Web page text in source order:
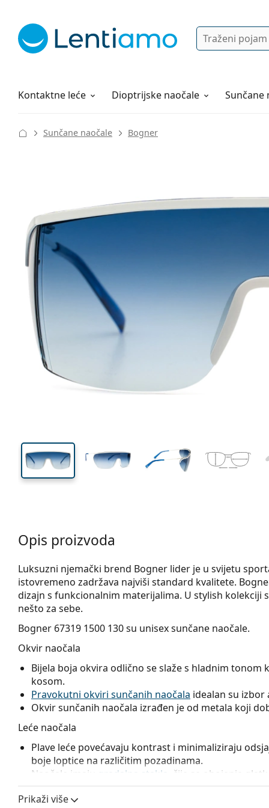
Pretraga
Kontaktne leće
Otopine za leće Dioptrijske naočale Sunčane
Sve o kupovini
Sunčane naočale Bogner
Širina
Opis proizvoda
Luksuzni njemački brend Bogner lider je u svijetu
istovremeno zadržava najviši standard kvalitete.
dizajn s funkcionalnim materijalima. U stylish kolekciji
nešto za sebe.
Bogner 67319 1500 130su unisex sunčane naočale.
Okvir naočala
Bijela boja okvira odlično se slaže s hladnim
kosom.
Pravokutni okviri sunčanih naočala idealan su
Okvir sunčanih naočala izrađen je od metala koji
Leće naočala
Plave leće povećavaju kontrast i minimaliziraju
boje loptice na različitim pozadinama.
Naočale imaju
gradalna stakla
, čije se obojenje
dolje. Najtamnija nijansa u gornjem dijelu
nijansa u donjem dijelu osigurava dovoljnu
Prikaži više